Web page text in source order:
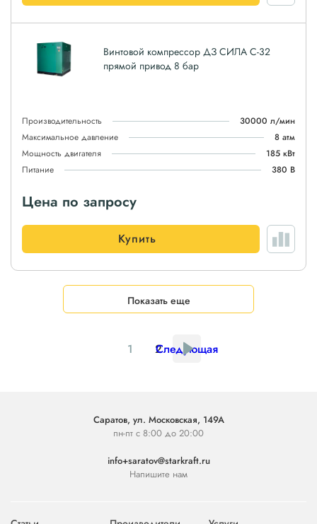
Винтовой компрессор ДЗ СИЛА С-32
прямой привод 8 бар
Производительность
30000 л/мин
Максимальное давление
8 атм
Мощность двигателя
185 кВт
Питание
380 В
Цена по запросу
Купить
Показать еще
1 2
Следующая
Саратов, ул. Московская, 149А
пн-пт с 8:00 до 20:00
info+saratov@starkraft.ru
Напишите нам